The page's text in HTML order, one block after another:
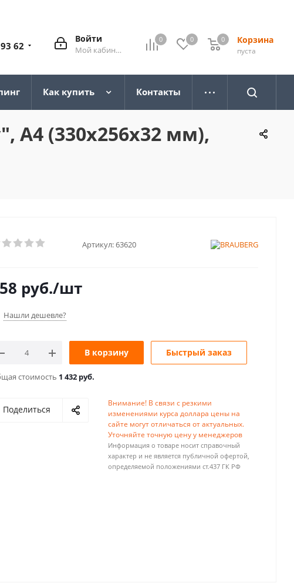
0 0 Корзина
0
пуста
0
Войти
Мой кабинет
62
Как купить Контакты
А4 (330х256х32 мм),
Артикул:63620
руб./шт
Нашли дешевле?
В корзину Быстрый заказ
стоимость 1 432 руб.
Поделиться
Внимание! В связи с резкими
изменениями курса доллара цены на
сайте могут отличаться от актуальных.
Уточняйте точную цену у менеджеров
Информация о товаре носит справочный
характер и не является публичной офертой,
определяемой положениями ст.437 ГК РФ